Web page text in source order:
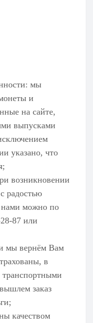
мы
и
на сайте,
выпусками
указано, что
возникновении
радостью
нами можно по
87 или
мы вернём Вам
в
транспортными
заказ
качеством